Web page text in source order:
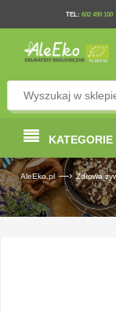
TEL: 602 490 100
KATEGORIE
AleEko.pl —› Zdrowa